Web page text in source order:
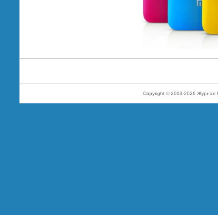
Copyright © 2003-2026 Журнал